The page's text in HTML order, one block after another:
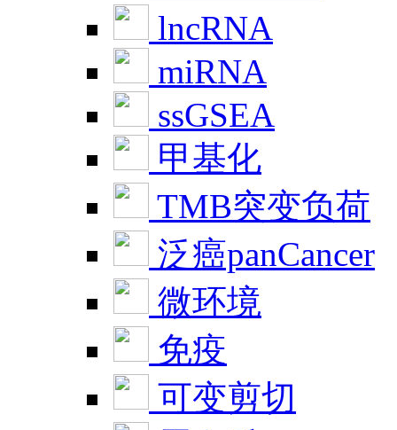
lncRNA
miRNA
ssGSEA
甲基化
TMB突变负荷
泛癌panCancer
微环境
免疫
可变剪切